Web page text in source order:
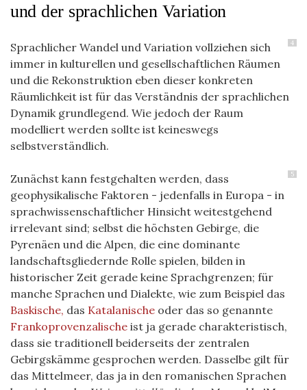
und der sprachlichen Variation
4
Sprachlicher Wandel und Variation vollziehen sich
immer in kulturellen und gesellschaftlichen Räumen
und die Rekonstruktion eben dieser konkreten
Räumlichkeit ist für das Verständnis der sprachlichen
Dynamik grundlegend. Wie jedoch der Raum
modelliert werden sollte ist keineswegs
selbstverständlich.
5
Zunächst kann festgehalten werden, dass
geophysikalische Faktoren - jedenfalls in Europa - in
sprachwissenschaftlicher Hinsicht weitestgehend
irrelevant sind; selbst die höchsten Gebirge, die
Pyrenäen und die Alpen, die eine dominante
landschaftsgliedernde Rolle spielen, bilden in
historischer Zeit gerade keine Sprachgrenzen; für
manche Sprachen und Dialekte, wie zum Beispiel das
Baskische, das Katalanische oder das so genannte
Frankoprovenzalische ist ja gerade charakteristisch,
dass sie traditionell beiderseits der zentralen
Gebirgskämme gesprochen werden. Dasselbe gilt für
das Mittelmeer, das ja in den romanischen Sprachen